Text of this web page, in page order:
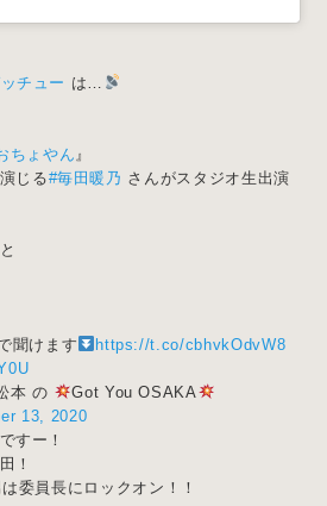
チュー は…
ちょやん 』
じる#毎田暖乃 さんがスタジオ生出演
聞けます
https://t.co/cbhvkOdvW8
本 の
Got You OSAKA
13, 2020
すー！
！
委員長にロックオン！！